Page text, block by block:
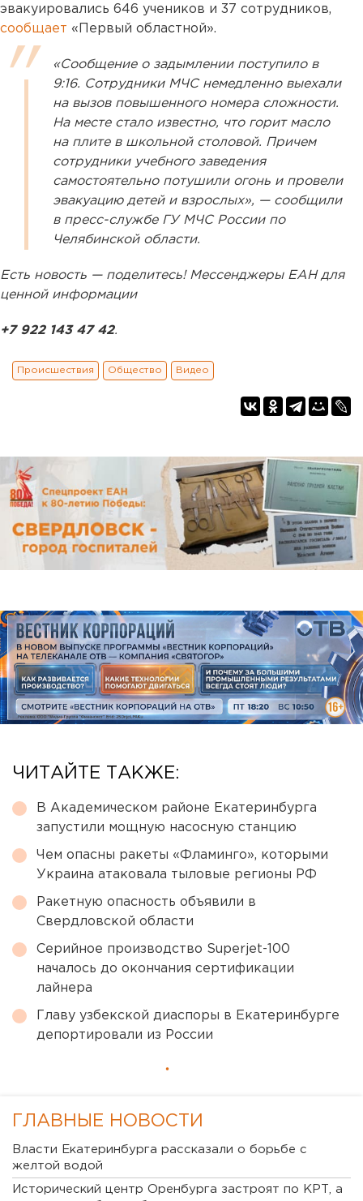
эвакуировались 646 учеников и 37 сотрудников,
сообщает «Первый областной».
«Сообщение о задымлении поступило в
9:16. Сотрудники МЧС немедленно выехали
на вызов повышенного номера сложности.
На месте стало известно, что горит масло
на плите в школьной столовой. Причем
сотрудники учебного заведения
самостоятельно потушили огонь и провели
эвакуацию детей и взрослых», — сообщили
в пресс-службе ГУ МЧС России по
Челябинской области.
Есть новость — поделитесь! Мессенджеры ЕАН для
ценной информации
+7 922 143 47 42.
Происшествия Общество Видео
ЧИТАЙТЕ ТАКЖЕ:
В Академическом районе Екатеринбурга
запустили мощную насосную станцию
Чем опасны ракеты «Фламинго», которыми
Украина атаковала тыловые регионы РФ
Ракетную опасность объявили в
Свердловской области
Серийное производство Superjet-100
началось до окончания сертификации
лайнера
Главу узбекской диаспоры в Екатеринбурге
депортировали из России
ГЛАВНЫЕ НОВОСТИ
Власти Екатеринбурга рассказали о борьбе с
желтой водой
Исторический центр Оренбурга застроят по КРТ, а